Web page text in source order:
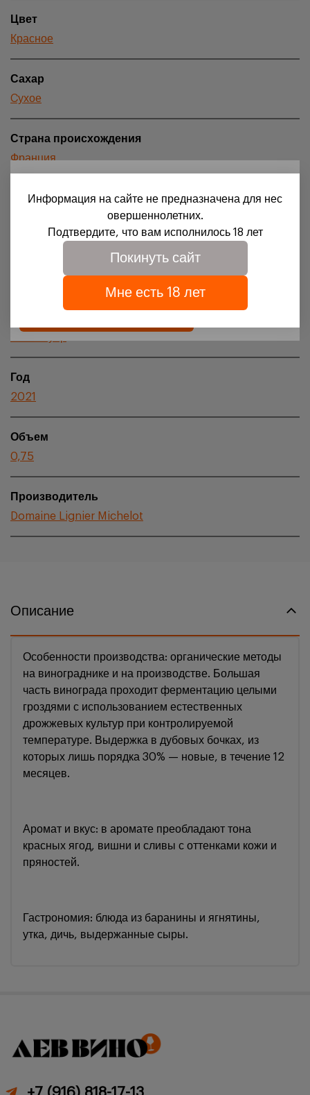
Цвет
Красное
Сахар
Cухое
Страна происхождения
Франция
Регион происхождения
Bourgogne AOC
Год
2021
Объем
0,75
Производитель
Domaine Lignier Michelot
Описание
Особенности производства: органические методы
на винограднике и на производстве. Большая
часть винограда проходит ферментацию целыми
гроздями с использованием естественных
дрожжевых культур при контролируемой
температуре. Выдержка в дубовых бочках, из
которых лишь порядка 30% — новые, в течение 12
месяцев.
Аромат и вкус: в аромате преобладают тона
красных ягод, вишни и сливы с оттенками кожи и
пряностей.
Гастрономия: блюда из баранины и ягнятины,
утка, дичь, выдержанные сыры.
Для доступа на сайт необходимо подтвердить свое
совершеннолетие и согласие на обработку файлов
cookies.
Подробности можно узнать в нашей
обработки персональных данных
Подтверждаю
Информация на сайте не предназначена для нес
овершеннолетних.
Подтвердите, что вам исполнилось 18 лет
Покинуть сайт
Мне есть 18 лет